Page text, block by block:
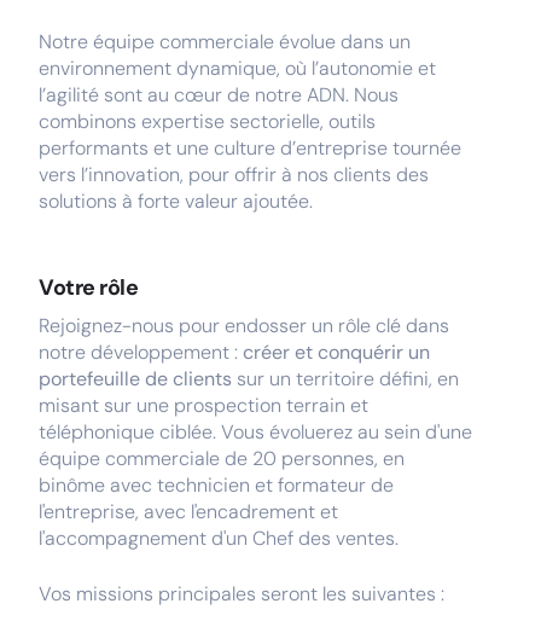
Notre équipe commerciale évolue dans un
environnement dynamique, où l’autonomie et
l’agilité sont au cœur de notre ADN. Nous
combinons expertise sectorielle, outils
performants et une culture d’entreprise tournée
vers l’innovation, pour offrir à nos clients des
solutions à forte valeur ajoutée.
Votre rôle
Rejoignez-nous pour endosser un rôle clé dans
notre développement : créer et conquérir un
portefeuille de clients sur un territoire défini, en
misant sur une prospection terrain et
téléphonique ciblée. Vous évoluerez au sein d'une
équipe commerciale de 20 personnes, en
binôme avec technicien et formateur de
l'entreprise, avec l'encadrement et
l'accompagnement d'un Chef des ventes.
Vos missions principales seront les suivantes :